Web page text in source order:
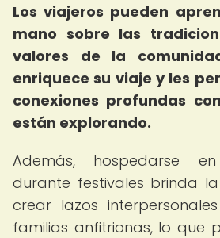
Los viajeros pueden
mano sobre las
valores de la
enriquece su viaje y les
conexiones profundas
están explorando.
Además, hospedarse
durante festivales brinda
crear lazos
familias anfitrionas, lo que